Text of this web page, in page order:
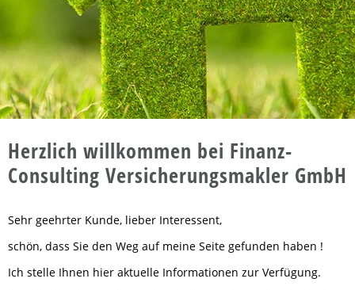
Herzlich willkommen bei Finanz-
Consulting Versicherungsmakler GmbH
Sehr geehrter Kunde, lieber Interessent,
schön, dass Sie den Weg auf meine Seite gefunden haben !
Ich stelle Ihnen hier aktuelle Informationen zur Verfügung.